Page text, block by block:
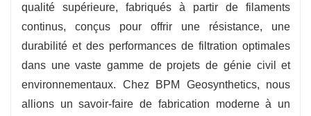
drainage.
-Haute résistance à la traction
:Les géotextiles
filamentaires ont une capacité de charge
exceptionnelle, ce qui les rend adaptés aux
applications lourdes.
qualité supérieure, fabriqués à partir de filaments
continus, conçus pour offrir une résistance, une
durabilité et des performances de filtration optimales
dans une vaste gamme de projets de génie civil et
environnementaux. Chez BPM Geosynthetics, nous
allions un savoir-faire de fabrication moderne à un